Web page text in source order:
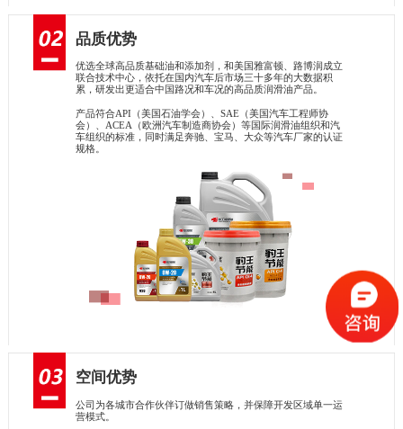
品质优势
优选全球高品质基础油和添加剂，和美国雅富顿、路博润成立
联合技术中心，依托在国内汽车后市场三十多年的大数据积
累，研发出更适合中国路况和车况的高品质润滑油产品。
产品符合API（美国石油学会）、SAE（美国汽车工程师协
会）、ACEA（欧洲汽车制造商协会）等国际润滑油组织和汽
车组织的标准，同时满足奔驰、宝马、大众等汽车厂家的认证
规格。
空间优势
公司为各城市合作伙伴订做销售策略，并保障开发区域单一运
营模式。